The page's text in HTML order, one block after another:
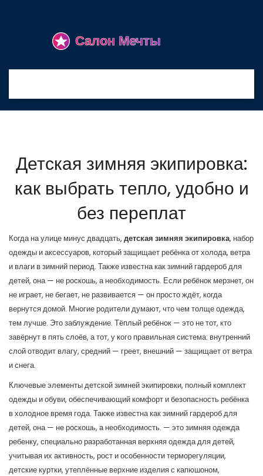
Детская зимняя экипировка:
как выбрать тепло, удобно и
без переплат
Когда на улице минус двадцать, детская зимняя экипировка, набор
одежды и аксессуаров, который защищает ребёнка от холода, ветра
и влаги в зимний период. Также известна какзимний гардероб для
детей, она — не роскошь, а необходимость. Если ребёнок мерзнет, он
не играет, не бегает, не развивается — он просто ждёт, когда
вернутся домой. Многие родители думают, что чем толще одежда,
тем лучше. Это заблуждение. Тёплый ребёнок — это не тот, кто
завёрнут в пять слоёв, а тот, у кого правильная система: внутренний
слой отводит влагу, средний — греет, внешний — защищает от ветра
и снега.
Ключевые элементыдетской зимней экипировки, полный комплект
одежды и обуви, обеспечивающий комфорт и безопасность ребёнка
в холодное время года. Также известна какзимний гардероб для
детей, она — не роскошь, а необходимость. — этозимняя одежда
ребенку, специально разработанная верхняя одежда для детей,
учитывая их активность, рост и особенности терморегуляции,
детские куртки, утеплённые верхние изделия с капюшоном,